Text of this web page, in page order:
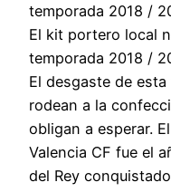
temporada 2018 /
El kit portero local
temporada 2018 /
El desgaste de
rodean a la
obligan a esperar.
Valencia CF fue el
del Rey